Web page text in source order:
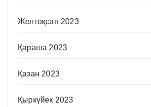
Желтоқсан 2023
Қараша 2023
Қазан 2023
Қыркүйек 2023